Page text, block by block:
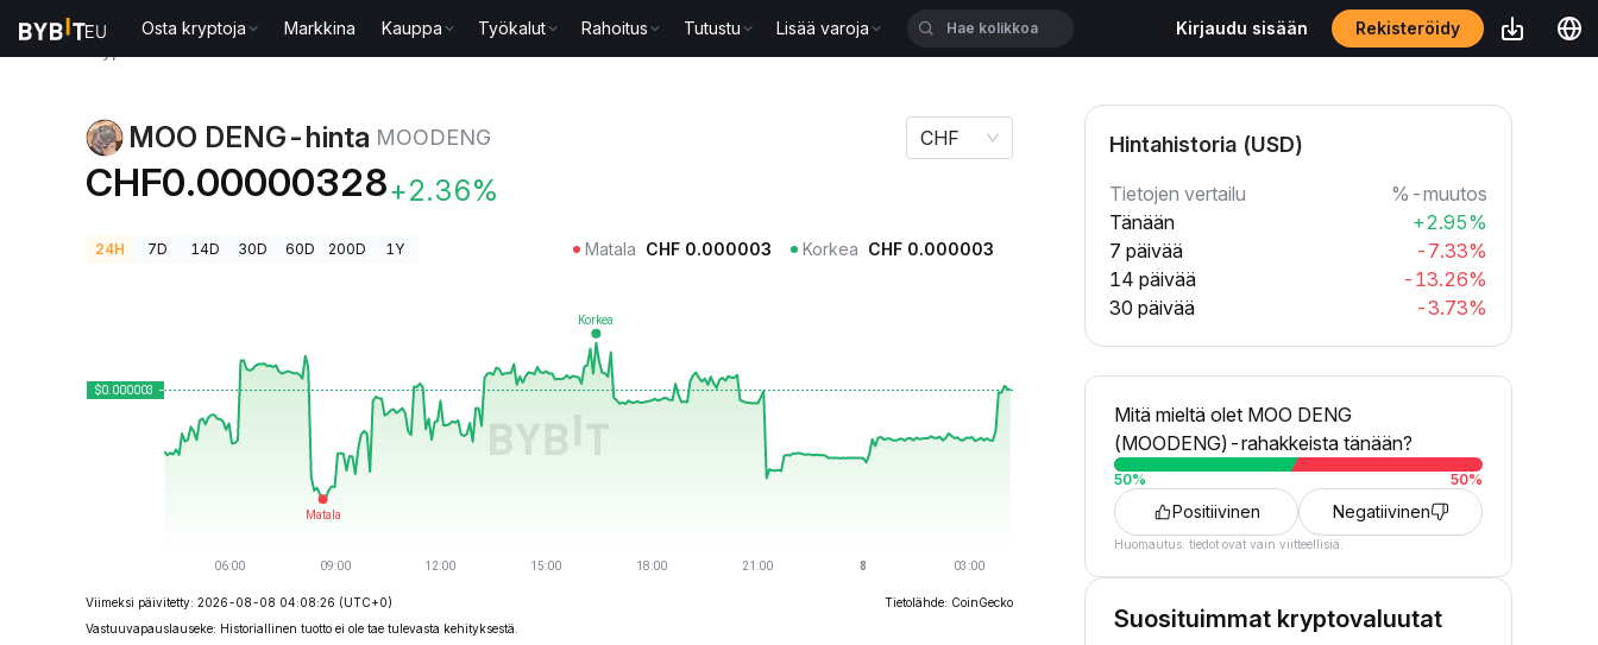
Osta kryptoja Markkina Kauppa Työkalut Rahoitus Tutustu Lisää varoja Kirjaudu sisään Rekisteröidy
MOO DENG-hinta MOODENG
CHF0.00000328+2.36%
CHF
24H 7D 14D 30D 60D 200D 1Y Matala CHF 0.000003 Korkea CHF 0.000003
Viimeksi päivitetty: 2026-08-08 04:08:26 (UTC+0)
Tietolähde: CoinGecko
Vastuuvapauslauseke: Historiallinen tuotto ei ole tae tulevasta kehityksestä.
Hintahistoria (USD)
Tietojen vertailu
%-muutos
Tänään
+2.95%
7 päivää
-7.33%
14 päivää
-13.26%
30 päivää
-3.73%
Mitä mieltä olet MOO DENG
(MOODENG)-rahakkeista tänään?
50% 50%
Positiivinen Negatiivinen
Huomautus: tiedot ovat vain viitteellisiä.
Suosituimmat kryptovaluutat